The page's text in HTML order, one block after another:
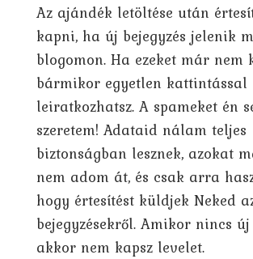
Az ajándék letöltése után
kapni, ha új bejegyzés jelenik
blogomon. Ha ezeket már nem
bármikor egyetlen kattintással
leiratkozhatsz. A spameket én
szeretem! Adataid nálam teljes
biztonságban lesznek, azokat
nem adom át, és csak arra
hogy értesítést küldjek Neked
bejegyzésekről. Amikor nincs új
akkor nem kapsz levelet.